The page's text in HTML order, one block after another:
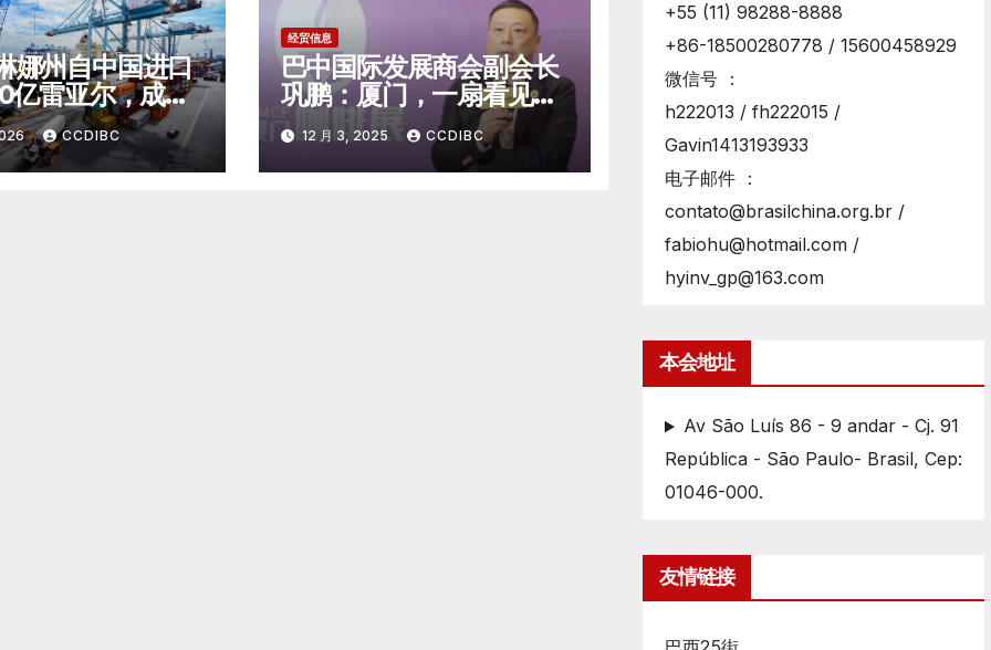
娜州自中国进口
亿雷亚尔，成为
大中国商品进口
CCDIBC
经贸信息
巴中国际发展商会副会长
巩鹏：厦门，一扇看见中
国精品咖啡未来的窗口
12 月 3, 2025 CCDIBC
+55 (11) 98288-8888
+86-18500280778 / 15600458929
微信号 ：
h222013 / fh222015 /
Gavin1413193933
电子邮件 ：
contato@brasilchina.org.br /
fabiohu@hotmail.com /
hyinv_gp@163.com
本会地址
Av São Luís 86 - 9 andar - Cj. 91
República - São Paulo- Brasil, Cep:
01046-000.
友情链接